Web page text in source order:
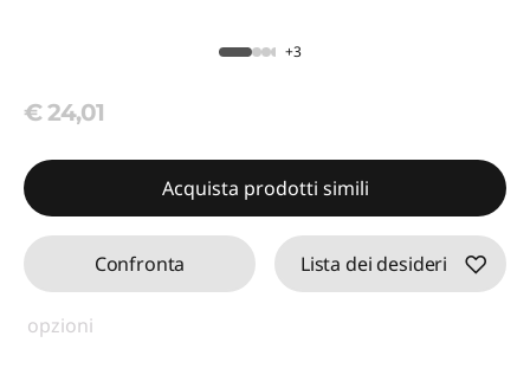
+3
€ 24,01
Acquista prodotti simili
Confronta Lista dei desideri
opzioni